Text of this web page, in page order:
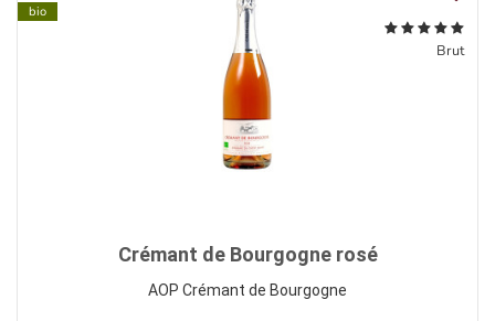
bio
Brut
Crémant de Bourgogne rosé
AOP Crémant de Bourgogne